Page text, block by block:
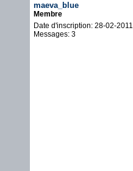
maeva_blue
Membre
Date d'inscription: 28-02-2011
Messages: 3